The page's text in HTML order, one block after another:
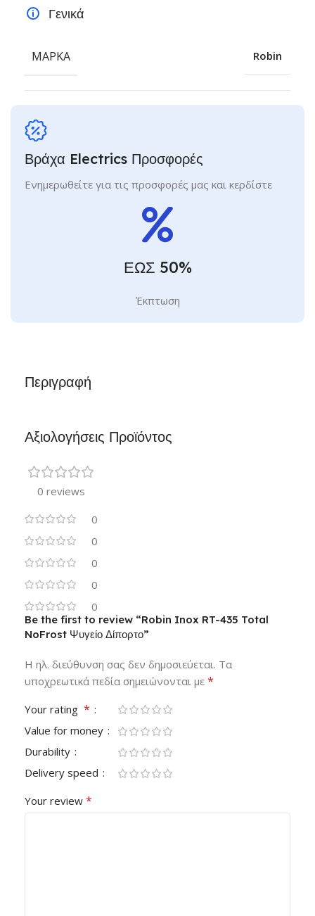
Περιγραφή
Γενικά
ΜΆΡΚΑ Robin
Βράχα Electrics Προσφορές
Ενημερωθείτε για τις προσφορές μας και κερδίστε
ΕΩΣ 50%
Έκπτωση
Αξιολογήσεις Προϊόντος
0 reviews
0
0
0
0
0
Be the first to review “Robin Inox RT-435 Total
NoFrost Ψυγείο Δίπορτο”
Η ηλ. διεύθυνση σας δεν δημοσιεύεται. Τα
υποχρεωτικά πεδία σημειώνονται με *
Your rating *
Value for money
Durability
Delivery speed
Your review *